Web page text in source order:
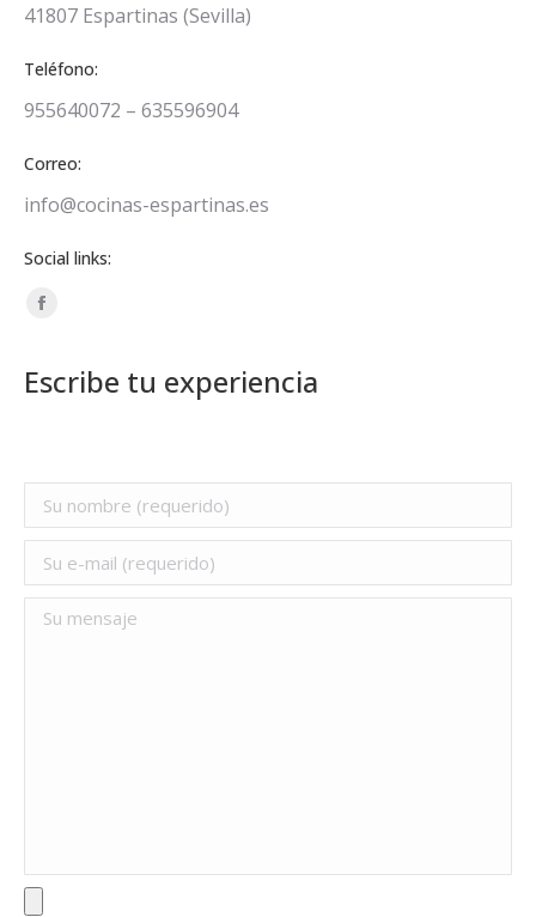
41807 Espartinas (Sevilla)
Teléfono:
955640072 – 635596904
Correo:
info@cocinas-espartinas.es
Social links:
Facebook
opens
Escribe tu experiencia